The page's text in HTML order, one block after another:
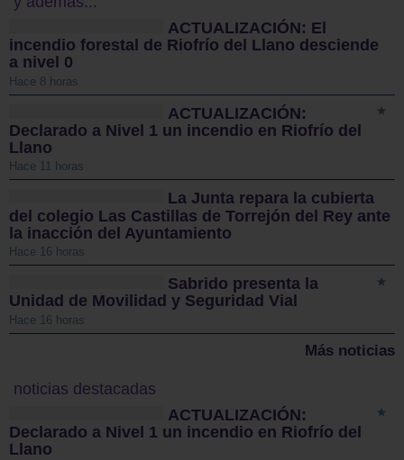
ACTUALIZACIÓN: El
incendio forestal de Riofrío del Llano desciende
a nivel 0
Hace 8 horas
ACTUALIZACIÓN:
Declarado a Nivel 1 un incendio en Riofrío del
Llano
Hace 11 horas
La Junta repara la cubierta
del colegio Las Castillas de Torrejón del Rey ante
la inacción del Ayuntamiento
Hace 16 horas
Sabrido presenta la
Unidad de Movilidad y Seguridad Vial
Hace 16 horas
Más noticias
noticias destacadas
ACTUALIZACIÓN:
Declarado a Nivel 1 un incendio en Riofrío del
Llano